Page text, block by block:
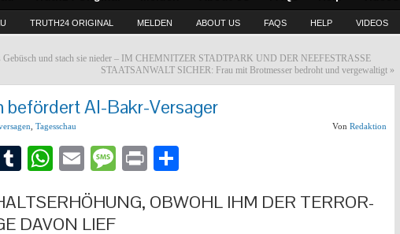
TRUTH24 ORIGINAL MELDEN ABOUT US FAQS HELP VIDEOS
Gebüsch und stach sie nieder – IM CHEMNITZER STADTPARK UND DER NEEFESTRASSE
STAATSANWALT SICHER: Frau mit Brotmesser bedroht und vergewaltigt »
befördert Al-Bakr-Versager
Tagesschau Von Redaktion
VK Tumblr
WhatsApp
EmailMessage
Print
OBWOHL IHM DER TERROR-
DAVON LIEF